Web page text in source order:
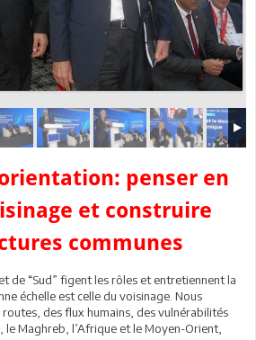
penser en
et construire
communes
de “Sud” figent les rôles et entretiennent la
échelle est celle du voisinage. Nous
des flux humains, des vulnérabilités
le Maghreb, l’Afrique et le Moyen-Orient,